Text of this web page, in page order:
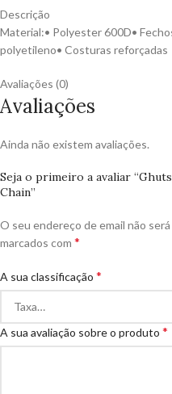
Descrição
Material:• Polyester 600D•
polyetileno• Costuras reforçadas
Avaliações (0)
Avaliações
Ainda não existem avaliações.
Seja o primeiro a avaliar
Chain”
O seu endereço de email não
marcados com *
A sua classificação *
A sua avaliação sobre o produto *